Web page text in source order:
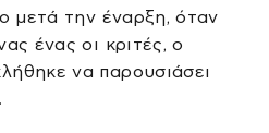
μετά την έναρξη, όταν
ένας οι κριτές, ο
να παρουσιάσει